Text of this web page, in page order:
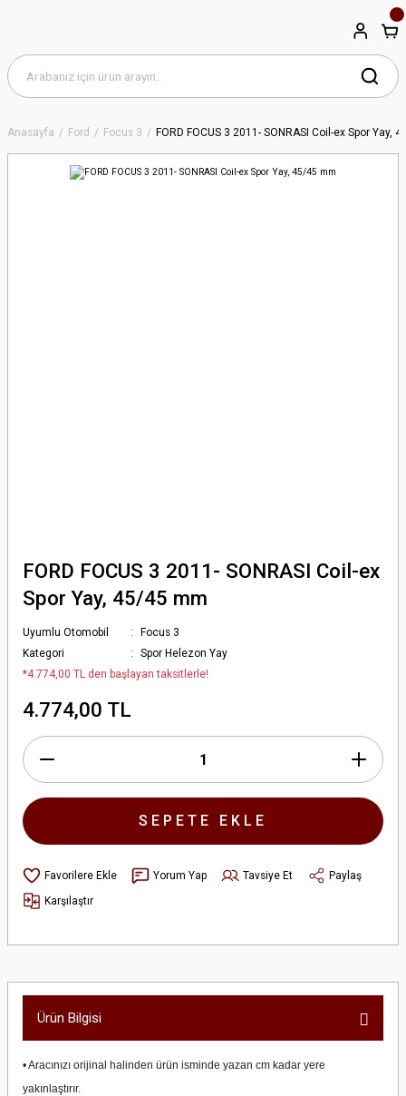
Anasayfa Ford Focus 3 FORD FOCUS 3 2011- SONRASI Coil-ex Spor Yay,
FORD FOCUS 3 2011- SONRASI Coil-ex
Spor Yay, 45/45 mm
Uyumlu Otomobil
Focus 3
Kategori
Spor Helezon Yay
*4.774,00 TL den başlayan taksitlerle!
4.774,00 TL
SEPETE EKLE
Yorum Yap Tavsiye Et
Paylaş
Karşılaştır
Ürün Bilgisi
• Aracınızı orijinal halinden ürün isminde yazan cm kadar yere
yakınlaştırır.